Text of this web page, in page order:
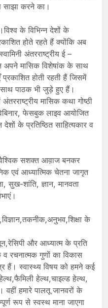
साझा करने का।
के विभिन्न देशों के
होते रहते हैं क्योंकि अब
अंतरराष्ट्रीय ई –
अपने मासिक विशेषांक के साथ
होती रहती हैं जिसमें
पाठक भी जुड़े हुए हैं।
मासिक कथा गोष्ठी
फेसबुक लाइव आयोजित
देशों के प्रतिष्ठित साहित्यकार व
वैश्विक सशक्त आव़ाज बनकर
एवं आध्यात्मिक चेतना जागृत
सुख-शांति, ज्ञान, मानवता
के
और आध्यात्म के प्रति
रचनात्मक गुणों का विकास
हैं। स्वास्थ्य विषय को हमने कई
हेल्थ,चाइल्ड हेल्थ,
वहीं हमारे पालतू जानवरों के
रूप से स्वस्थ माना जाएगा